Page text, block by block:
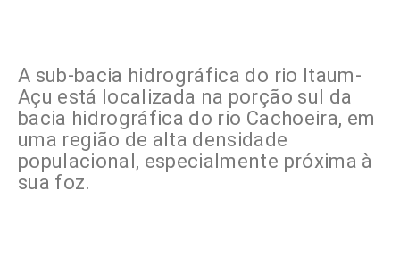
A sub-bacia hidrográfica do rio Itaum-
Açu está localizada na porção sul da
bacia hidrográfica do rio Cachoeira, em
uma região de alta densidade
populacional, especialmente próxima à
sua foz.